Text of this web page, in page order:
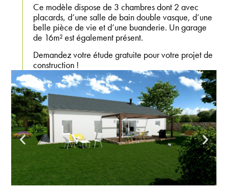
Ce modèle dispose de 3 chambres dont 2 avec
placards, d’une salle de bain double vasque, d’une
belle pièce de vie et d’une buanderie. Un garage
de 16m² est également présent.
Demandez votre étude gratuite pour votre projet de
construction !